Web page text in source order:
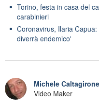
Torino, festa in casa del
carabinieri
Coronavirus, Ilaria
diverrà endemico'
Michele Caltagirone
Video Maker